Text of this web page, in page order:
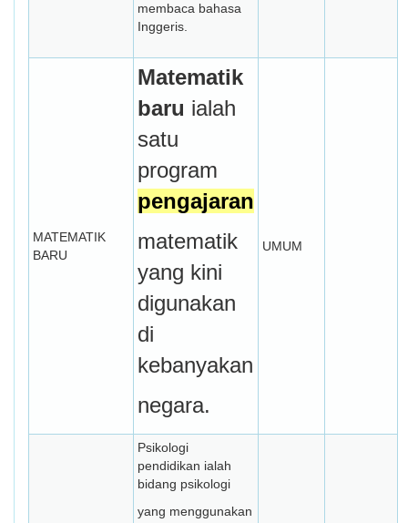
membaca bahasa
Inggeris.
MATEMATIK
BARU
Matematik
baru ialah
satu
program
pengajaran
matematik
yang kini
digunakan
di
kebanyakan
negara.
UMUM
Psikologi
pendidikan ialah
bidang psikologi
yang menggunakan